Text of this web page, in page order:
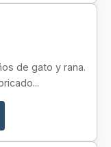
de gato y rana.